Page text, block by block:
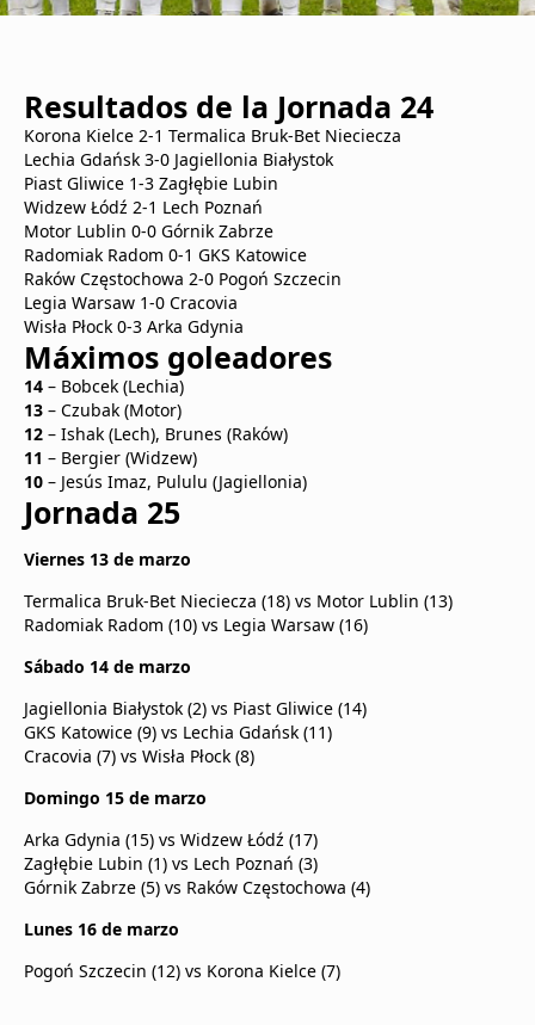
Resultados de la Jornada 24
Korona Kielce 2-1 Termalica Bruk-Bet Nieciecza
Lechia Gdańsk 3-0 Jagiellonia Białystok
Piast Gliwice 1-3 Zagłębie Lubin
Widzew Łódź 2-1 Lech Poznań
Motor Lublin 0-0 Górnik Zabrze
Radomiak Radom 0-1 GKS Katowice
Raków Częstochowa 2-0 Pogoń Szczecin
Legia Warsaw 1-0 Cracovia
Wisła Płock 0-3 Arka Gdynia
Máximos goleadores
14 – Bobcek (Lechia)
13 – Czubak (Motor)
12 – Ishak (Lech), Brunes (Raków)
11 – Bergier (Widzew)
10 – Jesús Imaz, Pululu (Jagiellonia)
Jornada 25
Viernes 13 de marzo
Termalica Bruk-Bet Nieciecza (18) vs Motor Lublin (13)
Radomiak Radom (10) vs Legia Warsaw (16)
Sábado 14 de marzo
Jagiellonia Białystok (2) vs Piast Gliwice (14)
GKS Katowice (9) vs Lechia Gdańsk (11)
Cracovia (7) vs Wisła Płock (8)
Domingo 15 de marzo
Arka Gdynia (15) vs Widzew Łódź (17)
Zagłębie Lubin (1) vs Lech Poznań (3)
Górnik Zabrze (5) vs Raków Częstochowa (4)
Lunes 16 de marzo
Pogoń Szczecin (12) vs Korona Kielce (7)